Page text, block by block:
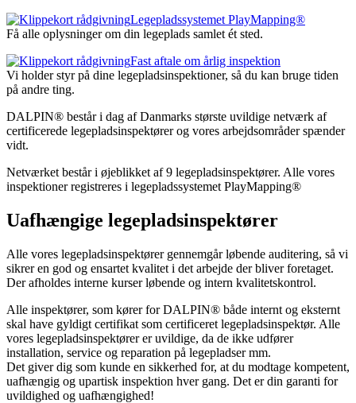
Legepladssystemet PlayMapping®
Få alle oplysninger om din legeplads samlet ét sted.
Fast aftale om årlig inspektion
Vi holder styr på dine legepladsinspektioner, så du kan bruge tiden
på andre ting.
DALPIN® består i dag af Danmarks største uvildige netværk af
certificerede legepladsinspektører og vores arbejdsområder spænder
vidt.
Netværket består i øjeblikket af 9 legepladsinspektører. Alle vores
inspektioner registreres i legepladssystemet PlayMapping®
Uafhængige legepladsinspektører
Alle vores legepladsinspektører gennemgår løbende auditering, så vi
sikrer en god og ensartet kvalitet i det arbejde der bliver foretaget.
Der afholdes interne kurser løbende og intern kvalitetskontrol.
Alle inspektører, som kører for DALPIN® både internt og eksternt
skal have gyldigt certifikat som certificeret legepladsinspektør. Alle
vores legepladsinspektører er uvildige, da de ikke udfører
installation, service og reparation på legepladser mm.
Det giver dig som kunde en sikkerhed for, at du modtage kompetent,
uafhængig og upartisk inspektion hver gang. Det er din garanti for
uvildighed og uafhængighed!